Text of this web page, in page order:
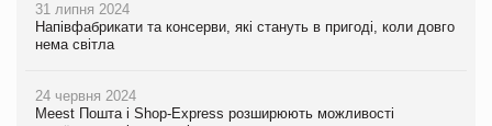
31 липня 2024
Напівфабрикати та консерви, які стануть в пригоді, коли довго
нема світла
24 червня 2024
Meest Пошта і Shop-Express розширюють можливості